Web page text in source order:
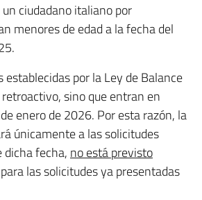
ciudadano italiano por
menores de edad a la fecha del
establecidas por la Ley de Balance
sino que entran en
enero de 2026. Por esta razón, la
únicamente a las solicitudes
dicha fecha, no está previsto
para las solicitudes ya presentadas